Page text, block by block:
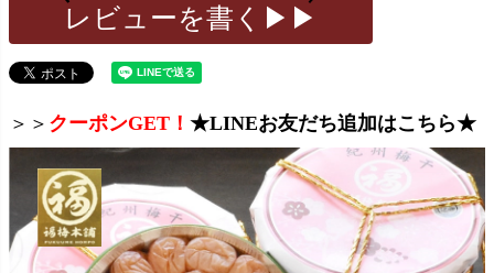
レビューを書く▶▶
＞＞ クーポンGET！ ★LINEお友だち追加はこちら★